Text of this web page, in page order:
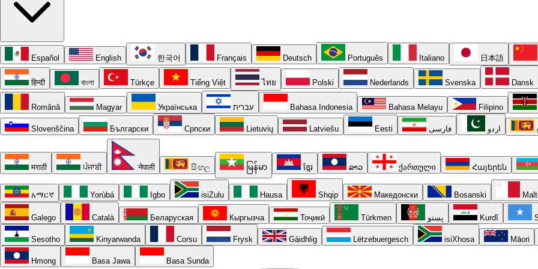
Español English 한국어 Français Deutsch Português Italiano 日本語
हिन्दी বাংলা Türkçe Tiếng Việt ไทย Polski Nederlands Svenska Dansk
Română Magyar Українська עברית Bahasa Indonesia Bahasa Melayu Filipino
Slovenščina Български Српски Lietuvių Latviešu Eesti فارسی اردو
मराठी ਪੰਜਾਬੀ नेपाली සිංහල မြန်မာ ខ្មែរ ລາວ ქართული Հայերեն
አማርኛ Yorùbá Igbo isiZulu Hausa Shqip Македонски Bosanski
Galego Català Беларуская Кыргызча Тоҷикӣ Türkmen پښتو Kurdî
Sesotho Kinyarwanda Corsu Frysk Gàidhlig Lëtzebuergesch isiXhosa Māori
Hmong Basa Jawa Basa Sunda